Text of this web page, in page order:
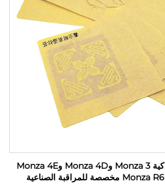
ملصقات Impinj UHF الذكية Monza 3 وMonza 4D وMonza 4E